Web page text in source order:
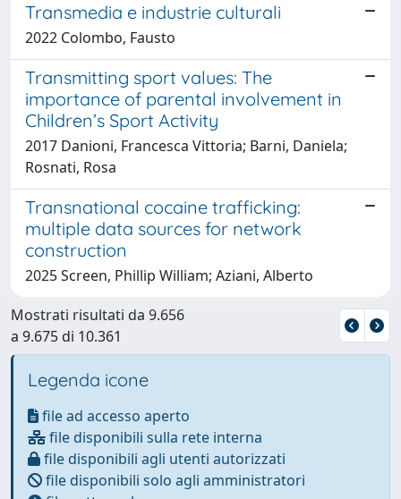
Transmedia e industrie culturali
2022 Colombo, Fausto
Transmitting sport values: The
importance of parental involvement in
Children’s Sport Activity
2017 Danioni, Francesca Vittoria; Barni, Daniela;
Rosnati, Rosa
Transnational cocaine trafficking:
multiple data sources for network
construction
2025 Screen, Phillip William; Aziani, Alberto
Mostrati risultati da 9.656
a 9.675 di 10.361
Legenda icone
file ad accesso aperto
file disponibili sulla rete interna
file disponibili agli utenti autorizzati
file disponibili solo agli amministratori